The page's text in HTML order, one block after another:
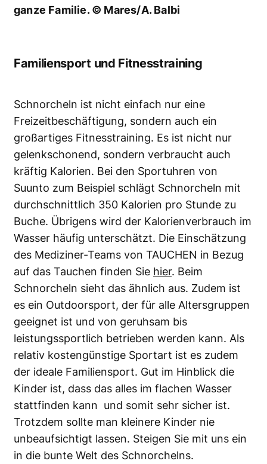
ganze Familie. © Mares/A. Balbi
Familiensport und Fitnesstraining
Schnorcheln ist nicht einfach nur eine
Freizeitbeschäftigung, sondern auch ein
großartiges Fitnesstraining. Es ist nicht nur
gelenkschonend, sondern verbraucht auch
kräftig Kalorien. Bei den Sportuhren von
Suunto zum Beispiel schlägt Schnorcheln mit
durchschnittlich 350 Kalorien pro Stunde zu
Buche. Übrigens wird der Kalorienverbrauch im
Wasser häufig unterschätzt. Die Einschätzung
des Mediziner-Teams von TAUCHEN in Bezug
auf das Tauchen finden Sie hier. Beim
Schnorcheln sieht das ähnlich aus. Zudem ist
es ein Outdoorsport, der für alle Altersgruppen
geeignet ist und von geruhsam bis
leistungssportlich betrieben werden kann. Als
relativ kostengünstige Sportart ist es zudem
der ideale Familiensport. Gut im Hinblick die
Kinder ist, dass das alles im flachen Wasser
stattfinden kann und somit sehr sicher ist.
Trotzdem sollte man kleinere Kinder nie
unbeaufsichtigt lassen. Steigen Sie mit uns ein
in die bunte Welt des Schnorchelns.